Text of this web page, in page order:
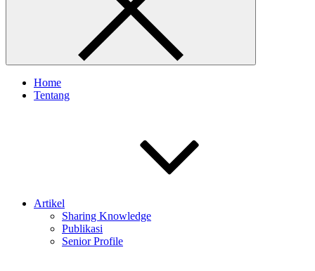
Home
Tentang
Artikel
Sharing Knowledge
Publikasi
Senior Profile